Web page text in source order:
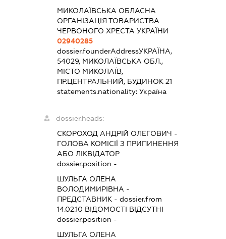
МИКОЛАЇВСЬКА ОБЛАСНА
ОРГАНІЗАЦІЯ ТОВАРИСТВА
ЧЕРВОНОГО ХРЕСТА УКРАЇНИ
02940285
dossier.founderAddressУКРАЇНА,
54029, МИКОЛАЇВСЬКА ОБЛ.,
МІСТО МИКОЛАЇВ,
ПР.ЦЕНТРАЛЬНИЙ, БУДИНОК 21
statements.nationality:Україна
dossier.heads:
СКОРОХОД АНДРІЙ ОЛЕГОВИЧ -
ГОЛОВА КОМІСІЇ З ПРИПИНЕННЯ
АБО ЛІКВІДАТОР
dossier.position -
ШУЛЬГА ОЛЕНА
ВОЛОДИМИРІВНА -
ПРЕДСТАВНИК - dossier.from
14.02.10 ВІДОМОСТІ ВІДСУТНІ
dossier.position -
ШУЛЬГА ОЛЕНА